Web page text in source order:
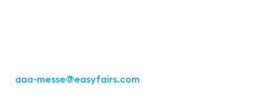
aaa-messe@easyfairs.com